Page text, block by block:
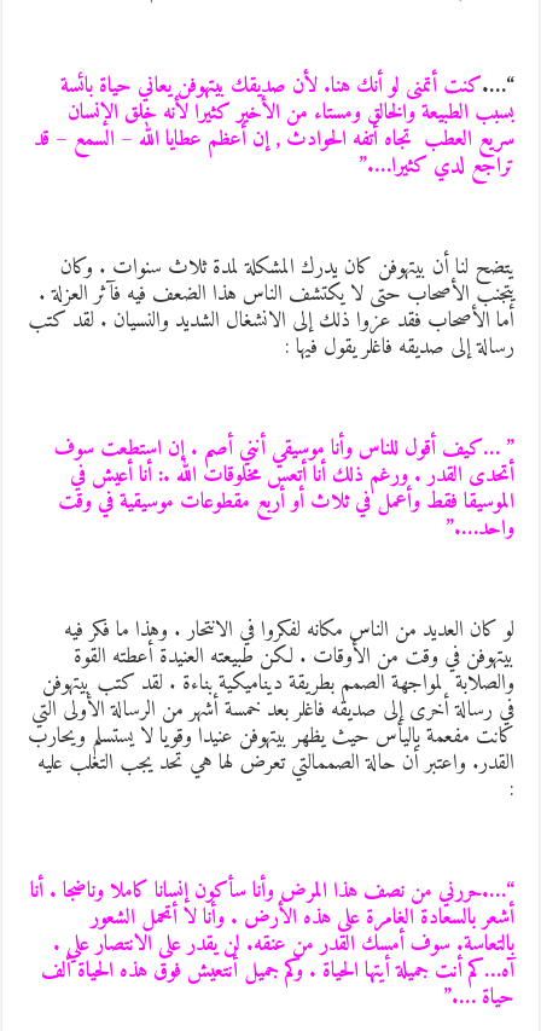
كنت أتمنى لو أنك هنا. لأن صديقك بيتهوفن يعاني حياة بائسة
الطبيعة والخالق ومستاء من الأخير كثيرا لأنه خلق الإنسان
العطب تجاه أتفه الحوادث , إن أعظم عطايا الله – السمع – قد
لدي كثيرا….”
لنا أن بيتهوفن كان يدرك المشكلة لمدة ثلاث سنوات . وكان
الأصحاب حتى لا يكتشف الناس هذا الضعف فيه فآثر العزلة .
الأصحاب فقد عزوا ذلك إلى الانشغال الشديد والنسيان . لقد كتب
إلى صديقه فاغلر يقول فيها :
…كيف أقول للناس وأنا موسيقي أنني أصم . إن استطعت سوف
القدر . ورغم ذلك أنا أتعس مخلوقات الله .: أنا أعيش في
فقط وأعمل في ثلاث أو أربع مقطوعات موسيقية في وقت
كان العديد من الناس مكانه لفكروا في الانتحار . وهذا ما فكر فيه
في وقت من الأوقات . لكن طبيعته العنيدة أعطته القوة
لمواجهة الصمم بطريقة ديناميكية بناءة . لقد كتب بيتهوفن
رسالة أخرى إلى صديقه فاغلر بعد خمسة أشهر من الرسالة الأولى التي
مفعمة باليأس حيث يظهر بيتهوفن عنيدا وقويا لا يستسلم ويحارب
واعتبر أن حالة الصممالتي تعرض لها هي تحد يجب التغلب عليه
من نصف هذا المرض وأنا سأكون إنسانا كاملا وناضجا . أنا
بالسعادة الغامرة على هذه الأرض . وأنا لا أتحمل الشعور
سوف أمسك القدر من عنقه. لن يقدر على الانتصار علي .
أنت جميلة أيتها الحياة . وكم جميل أنتعيش فوق هذه الحياة ألف
….”